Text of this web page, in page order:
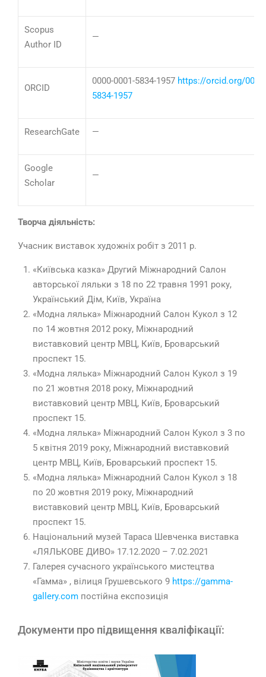
Scopus
Author ID
—
ORCID
0000-0001-5834-1957 https://orcid.org/
5834-1957
ResearchGate —
Google
Scholar
—
Творча діяльність:
Учасник виставок художніх робіт з 2011 р.
«Київська казка» Другий Міжнародний Салон
авторської ляльки з 18 по 22 травня 1991 року,
Український Дім, Київ, Україна
«Модна лялька» Міжнародний Салон Кукол з 12
по 14 жовтня 2012 року, Міжнародний
виставковий центр МВЦ, Київ, Броварський
проспект 15.
«Модна лялька» Міжнародний Салон Кукол з 19
по 21 жовтня 2018 року, Міжнародний
виставковий центр МВЦ, Київ, Броварський
проспект 15.
«Модна лялька» Міжнародний Салон Кукол з 3 по
5 квітня 2019 року, Міжнародний виставковий
центр МВЦ, Київ, Броварський проспект 15.
«Модна лялька» Міжнародний Салон Кукол з 18
по 20 жовтня 2019 року, Міжнародний
виставковий центр МВЦ, Київ, Броварський
проспект 15.
Національний музей Тараса Шевченка виставка
«ЛЯЛЬКОВЕ ДИВО» 17.12.2020 – 7.02.2021
Галерея сучасного українського мистецтва
«Гамма» , вілиця Грушевського 9 https://gamma-
gallery.com постійна експозиція
Документи про підвищення кваліфікації: